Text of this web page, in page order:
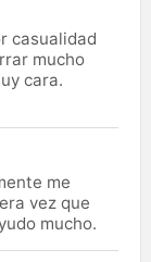
casualidad
mucho
cara.
me
vez que
mucho.